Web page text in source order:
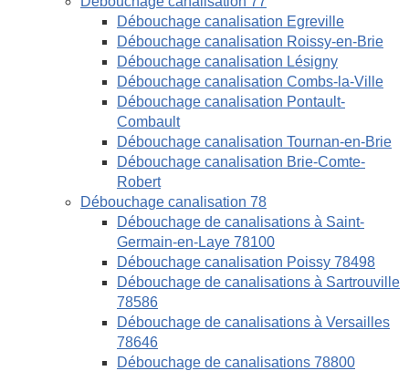
Débouchage canalisation Egreville
Débouchage canalisation Roissy-en-Brie
Débouchage canalisation Lésigny
Débouchage canalisation Combs-la-Ville
Débouchage canalisation Pontault-
Combault
Débouchage canalisation Tournan-en-Brie
Débouchage canalisation Brie-Comte-
Robert
Débouchage canalisation 78
Débouchage de canalisations à Saint-
Germain-en-Laye 78100
Débouchage canalisation Poissy 78498
Débouchage de canalisations à Sartrouville
78586
Débouchage de canalisations à Versailles
78646
Débouchage de canalisations 78800